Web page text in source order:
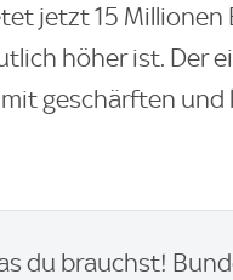
jetzt 15 Millionen
höher ist. Der
geschärften und
du brauchst!